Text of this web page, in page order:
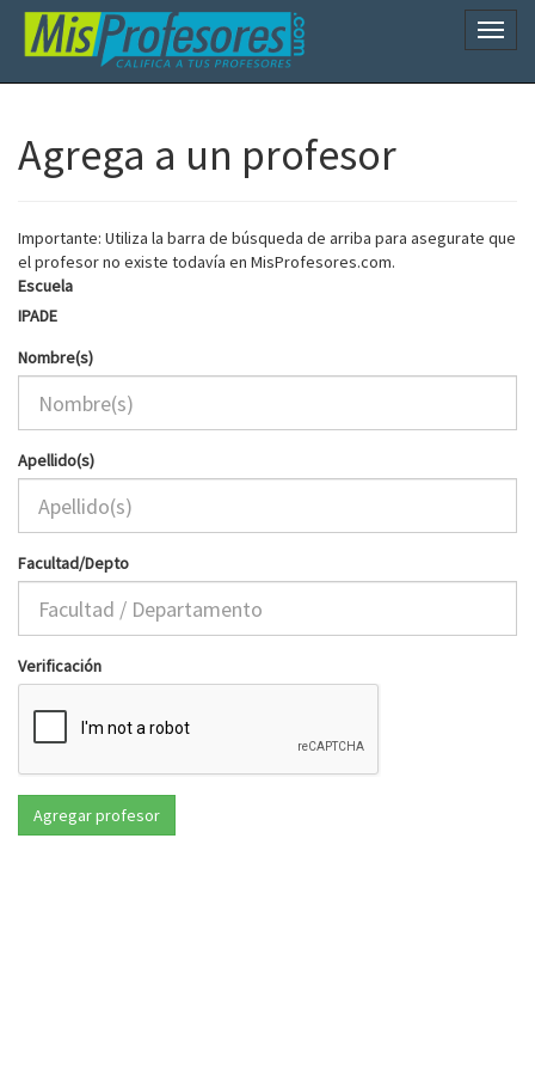
Agrega a un profesor
Importante: Utiliza la barra de búsqueda de arriba para asegurate que
el profesor no existe todavía en MisProfesores.com.
Escuela
IPADE
Nombre(s)
Apellido(s)
Facultad/Depto
Verificación